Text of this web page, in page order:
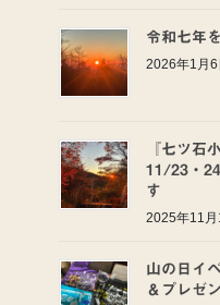
令和七年
2026年1月6
『七ツ石
11/23・
す
2025年11月
山の日イ
＆プレゼ